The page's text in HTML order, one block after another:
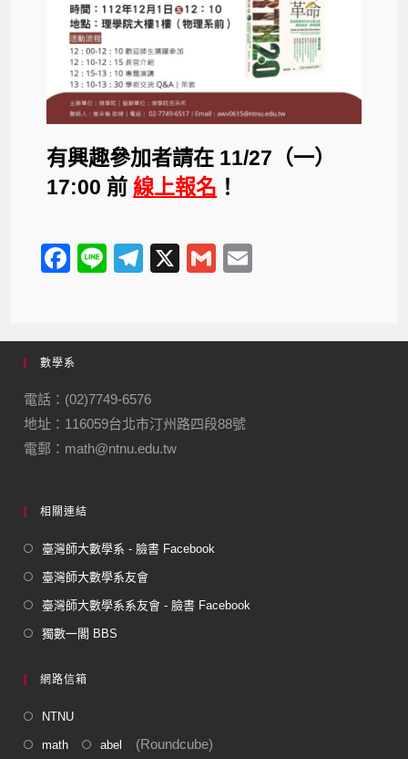
有興趣參加者請在 11/27（一）
17:00 前 線上報名 ！
F
e
b
o
o
k
Li
T
gr
m
X
G
數學系
電話：(02)7749-6576
地址：116059台北市汀州路四段88號
電郵：math@ntnu.edu.tw
相關連結
臺灣師大數學系 - 臉書 Facebook
臺灣師大數學系友會
臺灣師大數學系系友會 - 臉書 Facebook
獨數一閣 BBS
網路信箱
NTNU
math abel (Roundcube)